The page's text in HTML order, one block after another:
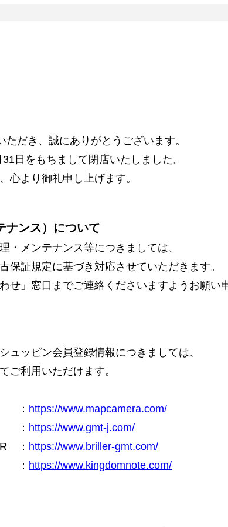
だき、誠にありがとうございます。
日をもちまして閉店いたしました。
心より御礼申し上げます。
ナンス）について
・メンテナンス等につきましては、
保証規定に基づき対応させていただきます。
せ」窓口までご連絡くださいますようお願い
ュッピン会員登録情報につきましては、
ご利用いただけます。
： https://www.mapcamera.com/
： https://www.gmt-j.com/
： https://www.briller-gmt.com/
： https://www.kingdomnote.com/